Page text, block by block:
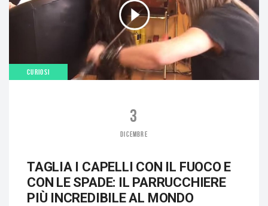
CURIOSI
3
DICEMBRE
TAGLIA I CAPELLI CON IL FUOCO E
CON LE SPADE: IL PARRUCCHIERE
PIÙ INCREDIBILE AL MONDO